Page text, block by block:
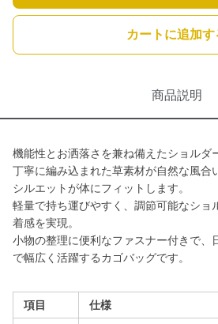
カートに追加す
商品説明
機能性とお洒落さを兼ね備えたショルダ
丁寧に編み込まれた草素材が自然な風合
シルエットが体にフィットします。
軽量で持ち運びやすく、調節可能なショ
着感を実現。
小物の整理に便利なファスナー付きで、
で幅広く活躍するカゴバッグです。
項目 仕様